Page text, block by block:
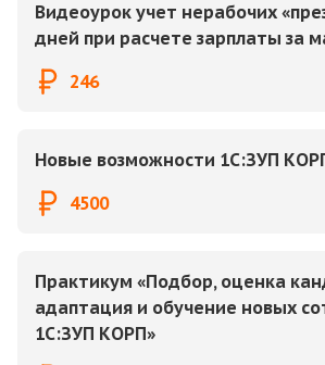
Видеоурок учет нерабочих
дней при расчете зарплаты за
246
Новые возможности 1С:ЗУП
4500
Практикум «Подбор, оценка
адаптация и обучение новых
1С:ЗУП КОРП»